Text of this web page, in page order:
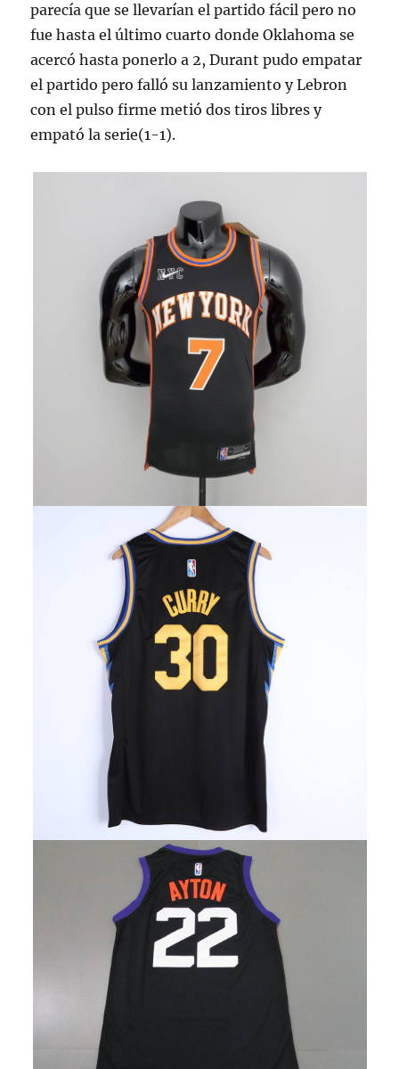
parecía que se llevarían el partido fácil pero no
fue hasta el último cuarto donde Oklahoma se
acercó hasta ponerlo a 2, Durant pudo empatar
el partido pero falló su lanzamiento y Lebron
con el pulso firme metió dos tiros libres y
empató la serie(1-1).